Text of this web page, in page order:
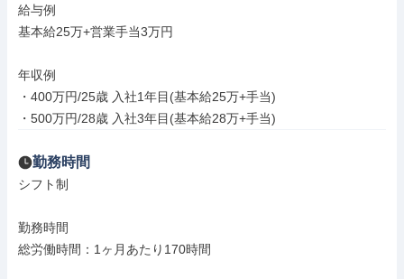
給与例
基本給25万+営業手当3万円
年収例
・400万円/25歳 入社1年目(基本給25万+手当)
・500万円/28歳 入社3年目(基本給28万+手当)
勤務時間
シフト制
勤務時間
総労働時間：1ヶ月あたり170時間